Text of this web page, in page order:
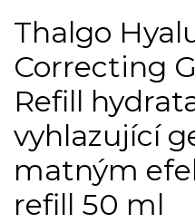
Thalgo
Correcting
Refill
vyhlazující
matným
refill 50 ml